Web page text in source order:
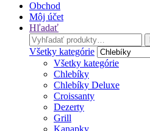
Obchod
Môj účet
Hľadať
Search
for:
Všetky kategórie
Všetky kategórie
Chlebíky
Chlebíky Deluxe
Croissanty
Dezerty
Grill